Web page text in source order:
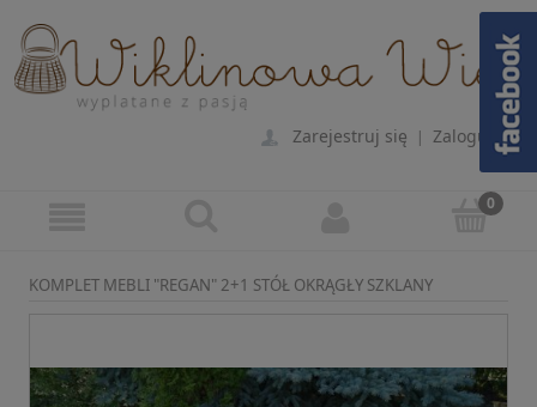
Zarejestruj się | Zaloguj się
KOMPLET MEBLI "REGAN" 2+1 STÓŁ OKRĄGŁY SZKLANY